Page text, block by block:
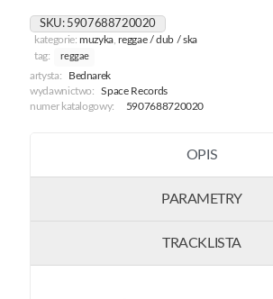
SKU: 5907688720020
kategorie:muzyka,reggae / dub / ska
tag:
reggae
artysta:
Bednarek
wydawnictwo:
Space Records
numer katalogowy:
5907688720020
OPIS
PARAMETRY
TRACKLISTA